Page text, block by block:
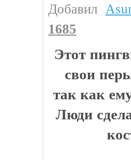
Добавил
1685
Этот
свои
так как
Люди